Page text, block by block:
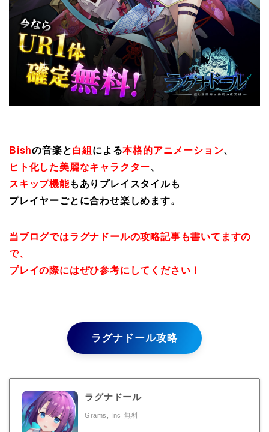
Bishの音楽と白組 による本格的アニメーション、
ヒト化した美麗なキャラクター、
スキップ機能もありプレイスタイルも
プレイヤーごとに合わせ楽しめます。
当ブログではラグナドールの攻略記事も書いてますの
で、
プレイの際にはぜひ参考にしてください！
ラグナドール攻略
ラグナドール
Grams, Inc 無料